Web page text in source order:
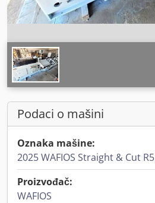
Podaci o mašini
Oznaka mašine:
2025 WAFIOS Straight & Cut R5
Proizvođač:
WAFIOS